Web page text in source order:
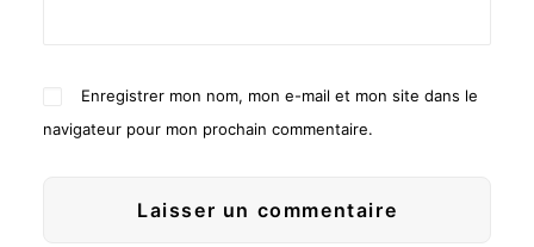
Enregistrer mon nom, mon e-mail et mon site dans le
navigateur pour mon prochain commentaire.